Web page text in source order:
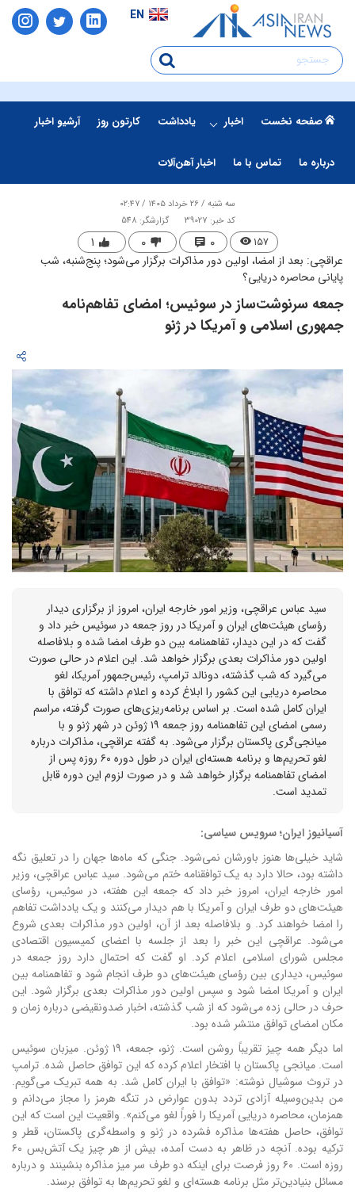
EN
صفحه نخست اخبار یادداشت کارتون روز آرشیو اخبار
درباره ما تماس با ما اخبار آهن‌آلات
سه شنبه / ۲۶ خرداد ۱۴۰۵ / ۰۲:۴۷
کد خبر: 39027
گزارشگر: 548
۱۵۷ ۰ ۰ ۱
عراقچی: بعد از امضا، اولین دور مذاکرات برگزار می‌شود؛ پنج‌شنبه، شب
پایانی محاصره دریایی؟
​جمعه سرنوشت‌ساز در سوئیس؛ امضای تفاهم‌نامه
جمهوری اسلامی و آمریکا در ژنو
سید عباس عراقچی، وزیر امور خارجه ایران، امروز از برگزاری دیدار
رؤسای هیئت‌های ایران و آمریکا در روز جمعه در سوئیس خبر داد و
گفت که در این دیدار، تفاهمنامه بین دو طرف امضا شده و بلافاصله
اولین دور مذاکرات بعدی برگزار خواهد شد. این اعلام در حالی صورت
می‌گیرد که شب گذشته، دونالد ترامپ، رئیس‌جمهور آمریکا، لغو
محاصره دریایی این کشور را ابلاغ کرده و اعلام داشته که توافق با
ایران کامل شده است. بر اساس برنامه‌ریزی‌های صورت گرفته، مراسم
رسمی امضای این تفاهمنامه روز جمعه ۱۹ ژوئن در شهر ژنو و با
میانجی‌گری پاکستان برگزار می‌شود. به گفته عراقچی، مذاکرات درباره
لغو تحریم‌ها و برنامه هسته‌ای ایران در طول دوره ۶۰ روزه پس از
امضای تفاهمنامه برگزار خواهد شد و در صورت لزوم این دوره قابل
تمدید است.
آسیانیوز ایران؛ سرویس سیاسی:
شاید خیلی‌ها هنوز باورشان نمی‌شود. جنگی که ماه‌ها جهان را در تعلیق نگه
داشته بود، حالا دارد به یک توافقنامه ختم می‌شود. سید عباس عراقچی، وزیر
امور خارجه ایران، امروز خبر داد که جمعه این هفته، در سوئیس، رؤسای
هیئت‌های دو طرف ایران و آمریکا با هم دیدار می‌کنند و یک یادداشت تفاهم
را امضا خواهند کرد. و بلافاصله بعد از آن، اولین دور مذاکرات بعدی شروع
می‌شود. عراقچی این خبر را بعد از جلسه با اعضای کمیسیون اقتصادی
مجلس شورای اسلامی اعلام کرد. او گفت که احتمال دارد روز جمعه در
سوئیس، دیداری بین رؤسای هیئت‌های دو طرف انجام شود و تفاهمنامه بین
ایران و آمریکا امضا شود و سپس اولین دور مذاکرات بعدی برگزار شود. این
حرف در حالی زده می‌شود که از شب گذشته، اخبار ضدونقیضی درباره زمان و
مکان امضای توافق منتشر شده بود.
اما دیگر همه چیز تقریباً روشن است. ژنو، جمعه، ۱۹ ژوئن. میزبان سوئیس
است. میانجی پاکستان با افتخار اعلام کرده که این توافق حاصل شده. ترامپ
در تروث سوشیال نوشته: «توافق با ایران کامل شد. به همه تبریک می‌گویم.
من بدین‌وسیله آزادی تردد بدون عوارض در تنگه هرمز را مجاز می‌دانم و
همزمان، محاصره دریایی آمریکا را فوراً لغو می‌کنم». واقعیت این است که این
توافق، حاصل هفته‌ها مذاکره فشرده در ژنو و واسطه‌گری پاکستان، قطر و
ترکیه بوده. آنچه در ظاهر به دست آمده، بیش از هر چیز یک آتش‌بس ۶۰
روزه است. ۶۰ روز فرصت برای اینکه دو طرف سر میز مذاکره بنشینند و درباره
مسائل بنیادین‌تر مثل برنامه هسته‌ای و لغو تحریم‌ها به توافق برسند.